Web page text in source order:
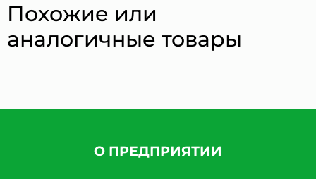
Похожие или
аналогичные товары
О ПРЕДПРИЯТИИ